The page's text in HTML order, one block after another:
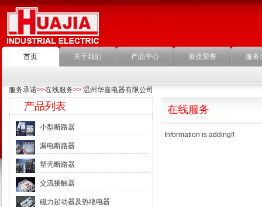
首页 关于我们 产品中心 资质荣誉 服务
服务承诺>>在线服务>> 温州华嘉电器有限公司
产品列表
小型断路器
漏电断路器
塑壳断路器
交流接触器
磁力起动器及热继电器
在线服务
Information is adding!!